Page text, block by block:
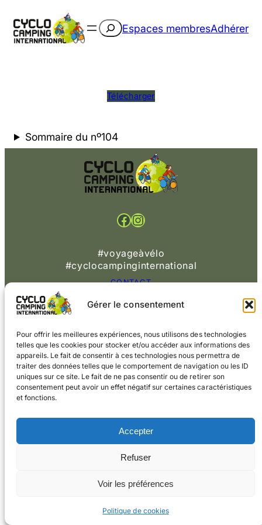
Gérer le consentement
Pour offrir les meilleures expériences, nous utilisons des technologies
telles que les cookies pour stocker et/ou accéder aux informations des
appareils. Le fait de consentir à ces technologies nous permettra de
traiter des données telles que le comportement de navigation ou les ID
uniques sur ce site. Le fait de ne pas consentir ou de retirer son
consentement peut avoir un effet négatif sur certaines caractéristiques
et fonctions.
Accepter
Refuser
Voir les préférences
Politique de cookies
Rechercher
Espaces membresAdhérer
Télécharger
Sommaire du nº104
Facebook Instagram
#voyageàvélo
#cyclocampinginternational
CONTACT
© 2026 Cyclo
Camping International
Cookies Mentions légales